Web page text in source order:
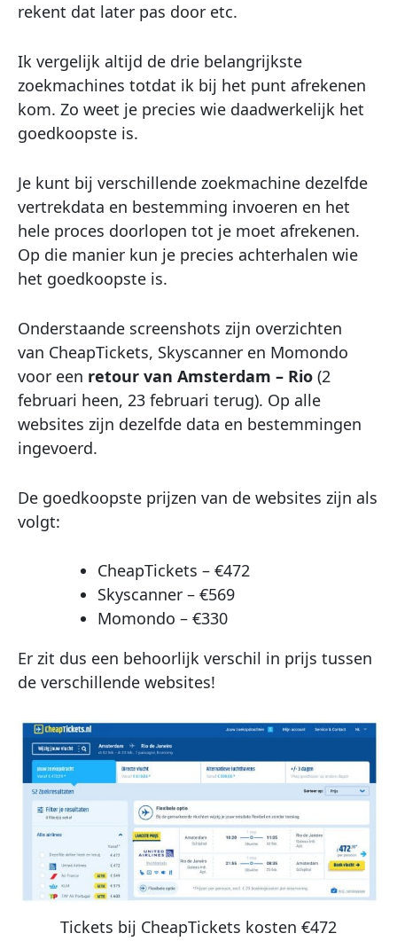
rekent dat later pas door etc.
Ik vergelijk altijd de drie belangrijkste
zoekmachines totdat ik bij het punt afrekenen
kom. Zo weet je precies wie daadwerkelijk het
goedkoopste is.
Je kunt bij verschillende zoekmachine dezelfde
vertrekdata en bestemming invoeren en het
hele proces doorlopen tot je moet afrekenen.
Op die manier kun je precies achterhalen wie
het goedkoopste is.
Onderstaande screenshots zijn overzichten
van CheapTickets, Skyscanner en Momondo
voor een retour van Amsterdam – Rio (2
februari heen, 23 februari terug). Op alle
websites zijn dezelfde data en bestemmingen
ingevoerd.
De goedkoopste prijzen van de websites zijn als
volgt:
CheapTickets – €472
Skyscanner – €569
Momondo – €330
Er zit dus een behoorlijk verschil in prijs tussen
de verschillende websites!
Tickets bij CheapTickets kosten €472